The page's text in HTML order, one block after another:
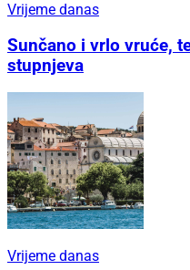
Vrijeme danas
Sunčano i vrlo vruće,
stupnjeva
Vrijeme danas